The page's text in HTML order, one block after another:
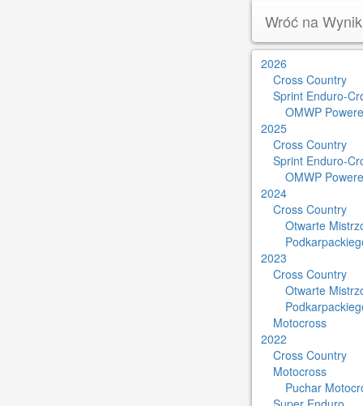
Wróć na
2026
Cross Country
Sprint Enduro-
OMWP
2025
Cross Country
Sprint Enduro-
OMWP
2024
Cross Country
Otwarte
2023
Cross Country
Otwarte
Motocross
2022
Cross Country
Motocross
Puchar